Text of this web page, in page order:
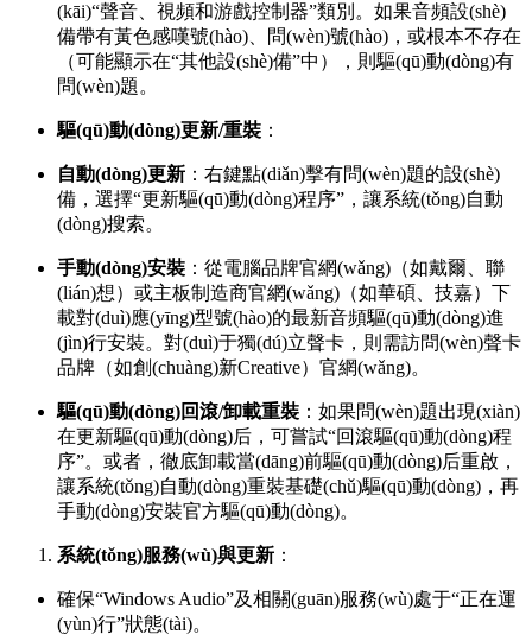
(kāi)“聲音、視頻和游戲控制器”類別。如果音頻設(shè)
備帶有黃色感嘆號(hào)、問(wèn)號(hào)，或根本不存在
（可能顯示在“其他設(shè)備”中），則驅(qū)動(dòng)有
問(wèn)題。
驅(qū)動(dòng)更新/重裝 ：
自動(dòng)更新 ：右鍵點(diǎn)擊有問(wèn)題的設(shè)
備，選擇“更新驅(qū)動(dòng)程序”，讓系統(tǒng)自動
(dòng)搜索。
手動(dòng)安裝 ：從電腦品牌官網(wǎng)（如戴爾、聯
(lián)想）或主板制造商官網(wǎng)（如華碩、技嘉）下
載對(duì)應(yīng)型號(hào)的最新音頻驅(qū)動(dòng)進
(jìn)行安裝。對(duì)于獨(dú)立聲卡，則需訪問(wèn)聲卡
品牌（如創(chuàng)新Creative）官網(wǎng)。
驅(qū)動(dòng)回滾/卸載重裝 ：如果問(wèn)題出現(xiàn)
在更新驅(qū)動(dòng)后，可嘗試“回滾驅(qū)動(dòng)程
序”。或者，徹底卸載當(dāng)前驅(qū)動(dòng)后重啟，
讓系統(tǒng)自動(dòng)重裝基礎(chǔ)驅(qū)動(dòng)，再
手動(dòng)安裝官方驅(qū)動(dòng)。
系統(tǒng)服務(wù)與更新 ：
確保“Windows Audio”及相關(guān)服務(wù)處于“正在運
(yùn)行”狀態(tài)。